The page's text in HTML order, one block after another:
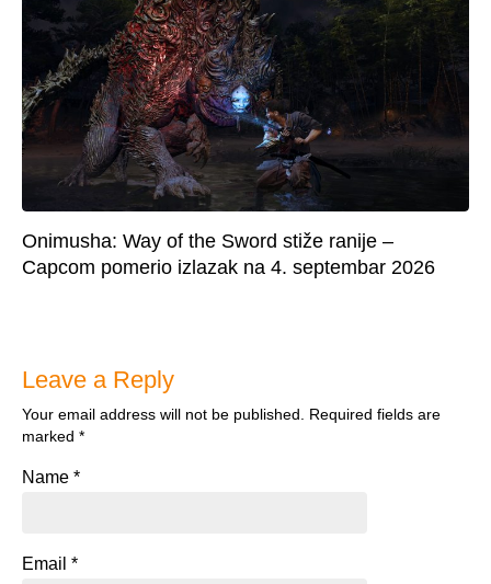
Onimusha: Way of the Sword stiže ranije –
Capcom pomerio izlazak na 4. septembar 2026
Leave a Reply
Your email address will not be published. Required fields are
marked *
Name *
Email *